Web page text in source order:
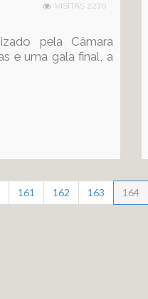
VISITAS 2270
pela Câmara
e uma gala final, a
161 162 163 164